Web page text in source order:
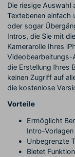
Die riesige Auswahl
Textebenen einfach
oder sogar
Intros, die Sie mit
Kamerarolle Ihres
Videobearbeitungs-
die Erstellung Ihres
keinen Zugriff auf
die kostenlose
Vorteile
Ermöglicht
Intro-Vorlagen
Unbegrenzte
Bietet